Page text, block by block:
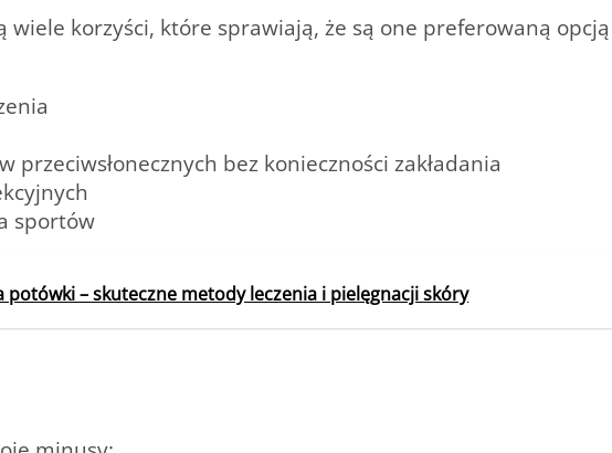
wiele korzyści, które sprawiają, że są one preferowaną opcją
przeciwsłonecznych bez konieczności zakładania
sportów
potówki – skuteczne metody leczenia i pielęgnacji skóry